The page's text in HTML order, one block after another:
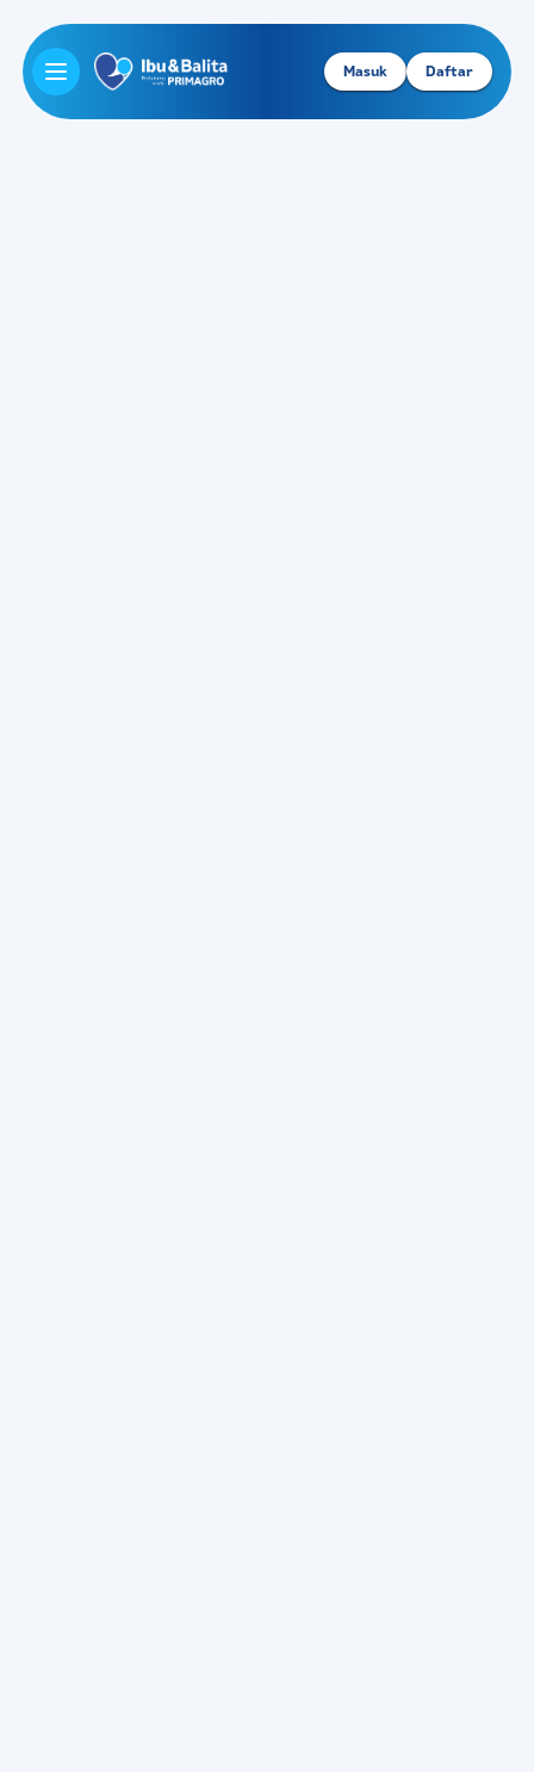
Open main menu
Masuk Daftar